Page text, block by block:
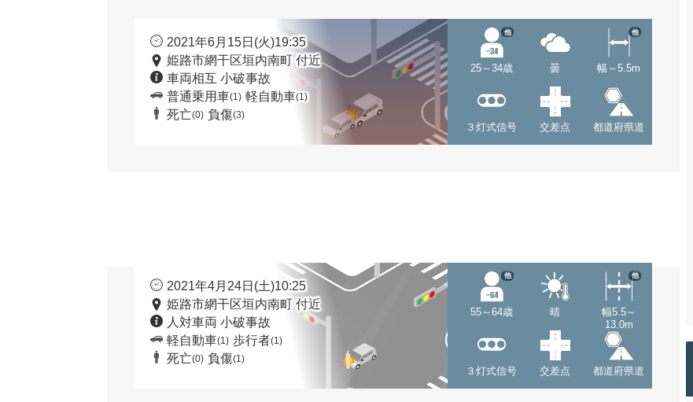
2021年6月15日(火)19:35
姫路市網干区垣内南町 付近
車両相互 小破事故
普通乗用車(1) 軽自動車(1)
死亡(0) 負傷(3)
25～34歳
他
曇 幅～5.5m
他
３灯式信号 交差点 都道府県道
2021年4月24日(土)10:25
姫路市網干区垣内南町 付近
人対車両 小破事故
軽自動車(1) 歩行者(1)
死亡(0) 負傷(1)
55～64歳
他
晴
幅5.5～
13.0m
他
３灯式信号 交差点 都道府県道